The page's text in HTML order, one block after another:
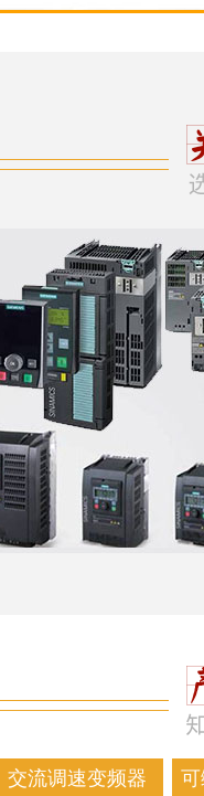
交流调速变频器